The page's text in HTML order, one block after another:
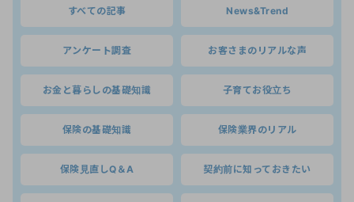
すべての記事 News&Trend
アンケート調査 お客さまのリアルな声
お金と暮らしの基礎知識 子育てお役立ち
保険の基礎知識 保険業界のリアル
保険見直しQ＆A 契約前に知っておきたい